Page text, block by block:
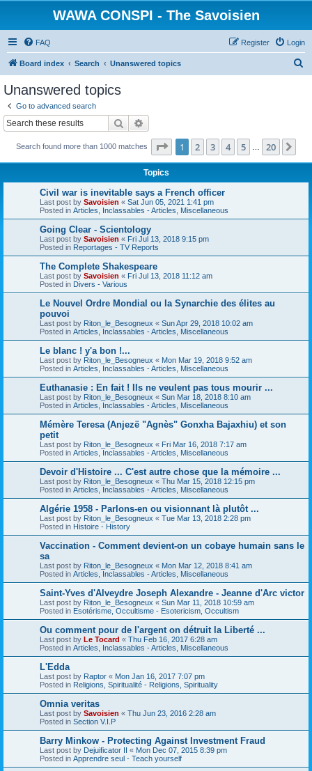
WAWA CONSPI - The Savoisien
FAQ Login
Register
Board index Search Unanswered topics
Unanswered topics
Go to advanced search
Search
Search found more than 1000 matches Page 1of 20
1 2 3 4 5 20
Topics
Civil war is inevitable says a French officer
Last post by Savoisien « Sat Jun 05, 2021 1:41 pm
Posted in Articles, Inclassables - Articles, Miscellaneous
Going Clear - Scientology
Last post by Savoisien « Fri Jul 13, 2018 9:15 pm
Posted in Reportages - TV Reports
The Complete Shakespeare
Last post by Savoisien « Fri Jul 13, 2018 11:12 am
Posted in Divers - Various
Le Nouvel Ordre Mondial ou la Synarchie des élites au
pouvoi
Last post by Riton_le_Besogneux « Sun Apr 29, 2018 10:02 am
Posted in Articles, Inclassables - Articles, Miscellaneous
Le blanc ! y'a bon !...
Last post by Riton_le_Besogneux « Mon Mar 19, 2018 9:52 am
Posted in Articles, Inclassables - Articles, Miscellaneous
Euthanasie : En fait ! Ils ne veulent pas tous mourir ...
Last post by Riton_le_Besogneux « Sun Mar 18, 2018 8:10 am
Posted in Articles, Inclassables - Articles, Miscellaneous
Mémère Teresa (Anjezë "Agnès" Gonxha Bajaxhiu) et son
petit
Last post by Riton_le_Besogneux « Fri Mar 16, 2018 7:17 am
Posted in Articles, Inclassables - Articles, Miscellaneous
Devoir d'Histoire ... C'est autre chose que la mémoire ...
Last post by Riton_le_Besogneux « Thu Mar 15, 2018 12:15 pm
Posted in Articles, Inclassables - Articles, Miscellaneous
Algérie 1958 - Parlons-en ou visionnant là plutôt ...
Last post by Riton_le_Besogneux « Tue Mar 13, 2018 2:28 pm
Posted in Histoire - History
Vaccination - Comment devient-on un cobaye humain sans le
sa
Last post by Riton_le_Besogneux « Mon Mar 12, 2018 8:41 am
Posted in Articles, Inclassables - Articles, Miscellaneous
Saint-Yves d'Alveydre Joseph Alexandre - Jeanne d'Arc victor
Last post by Riton_le_Besogneux « Sun Mar 11, 2018 10:59 am
Posted in Esotérisme, Occultisme - Esotericism, Occultism
Ou comment pour de l'argent on détruit la Liberté ...
Last post by Le Tocard « Thu Feb 16, 2017 6:28 am
Posted in Articles, Inclassables - Articles, Miscellaneous
L'Edda
Last post by Raptor « Mon Jan 16, 2017 7:07 pm
Posted in Religions, Spiritualité - Religions, Spirituality
Omnia veritas
Last post by Savoisien « Thu Jun 23, 2016 2:28 am
Posted in Section V.I.P
Barry Minkow - Protecting Against Investment Fraud
Last post by Dejuificator II « Mon Dec 07, 2015 8:39 pm
Posted in Apprendre seul - Teach yourself